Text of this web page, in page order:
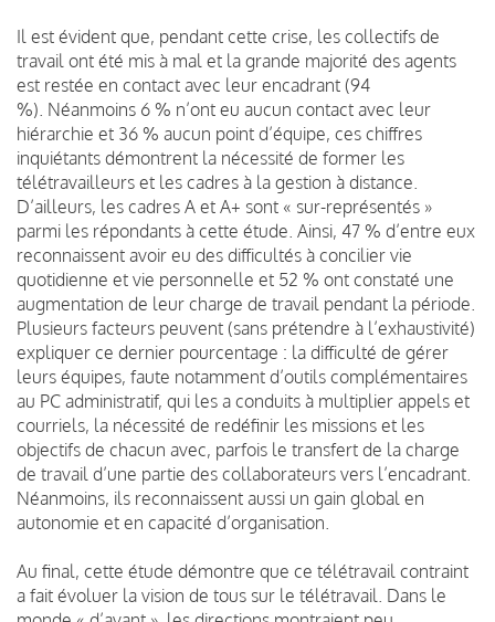
Il est évident que, pendant cette crise, les collectifs de
travail ont été mis à mal et la grande majorité des agents
est restée en contact avec leur encadrant (94
%). Néanmoins 6 % n’ont eu aucun contact avec leur
hiérarchie et 36 % aucun point d’équipe, ces chiffres
inquiétants démontrent la nécessité de former les
télétravailleurs et les cadres à la gestion à distance.
D’ailleurs, les cadres A et A+ sont « sur-représentés »
parmi les répondants à cette étude. Ainsi, 47 % d’entre eux
reconnaissent avoir eu des difficultés à concilier vie
quotidienne et vie personnelle et 52 % ont constaté une
augmentation de leur charge de travail pendant la période.
Plusieurs facteurs peuvent (sans prétendre à l’exhaustivité)
expliquer ce dernier pourcentage : la difficulté de gérer
leurs équipes, faute notamment d’outils complémentaires
au PC administratif, qui les a conduits à multiplier appels et
courriels, la nécessité de redéfinir les missions et les
objectifs de chacun avec, parfois le transfert de la charge
de travail d’une partie des collaborateurs vers l’encadrant.
Néanmoins, ils reconnaissent aussi un gain global en
autonomie et en capacité d’organisation.
Au final, cette étude démontre que ce télétravail contraint
a fait évoluer la vision de tous sur le télétravail. Dans le